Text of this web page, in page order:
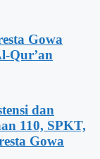
Gowa
Qur’an
dan
110, SPKT,
Gowa